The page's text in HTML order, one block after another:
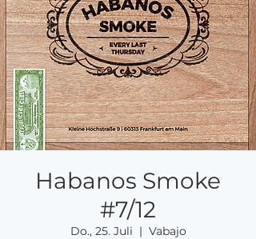
Habanos Smoke
#7/12
Do., 25. Juli
  |
Vabajo